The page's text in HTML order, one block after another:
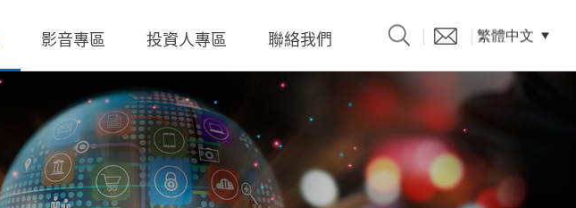
交流-直流
低交流電壓直入
產品型錄
影音專區 投資人專區
股價查詢
歷年股利分派
聯絡我們 繁體中文